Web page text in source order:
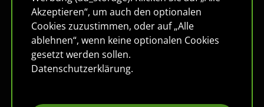
Akzeptieren“, um auch den optionalen
Cookies zuzustimmen, oder auf „Alle
ablehnen“, wenn keine optionalen Cookies
gesetzt werden sollen.
Datenschutzerklärung.